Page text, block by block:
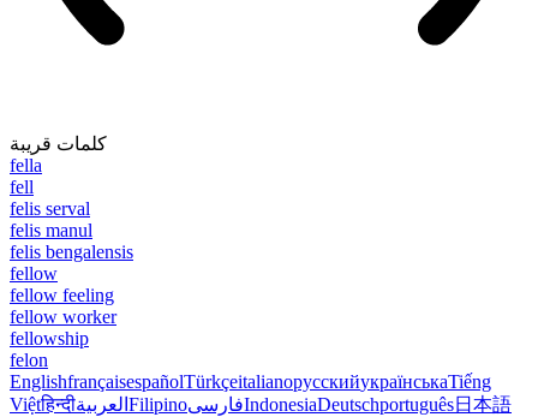
كلمات قريبة
fella
fell
felis serval
felis manul
felis bengalensis
fellow
fellow feeling
fellow worker
fellowship
felon
EnglishfrançaisespañolTürkçeitalianoрусскийукраїнськаTiếng
Việtहिन्दीالعربية FilipinoفارسیIndonesiaDeutschportuguês日本語